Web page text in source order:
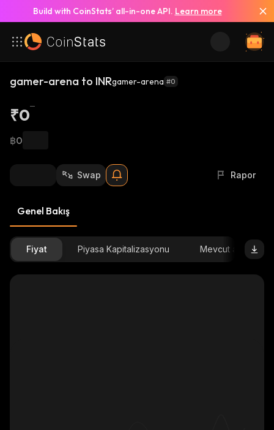
Build with CoinStats’ all-in-one API. Learn more
gamer-arena to INRgamer-arena #0
₹0
฿0
Swap Rapor
Genel Bakış
Fiyat Piyasa Kapitalizasyonu Mevcut arz